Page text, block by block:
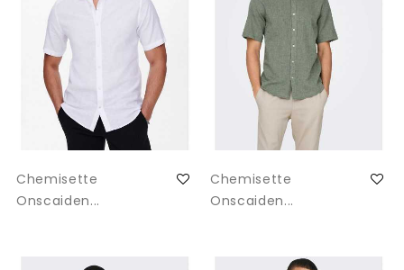
Chemisette
Onscaiden...
Chemisette
Onscaiden...